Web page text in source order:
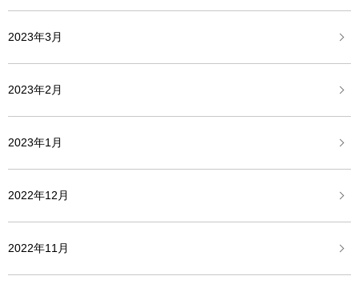
2023年3月
2023年2月
2023年1月
2022年12月
2022年11月